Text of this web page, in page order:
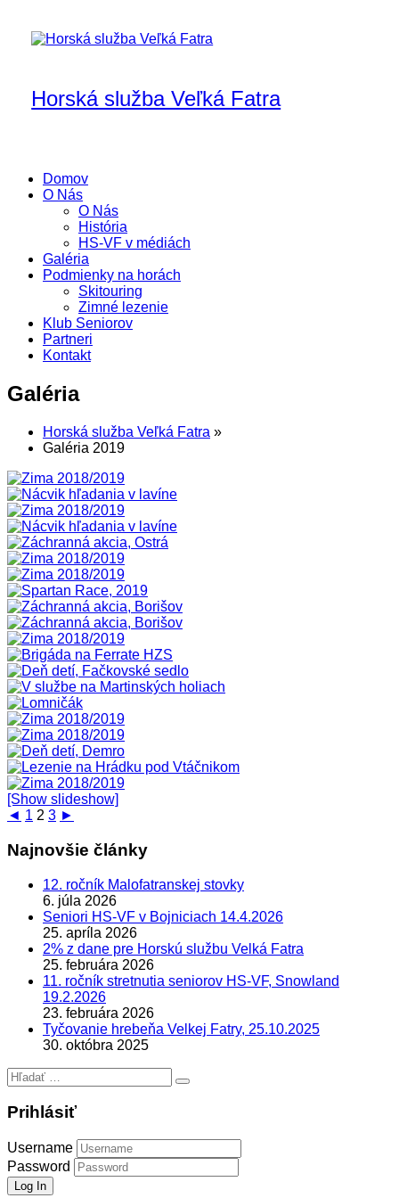
content
Horská služba Veľká Fatra
Domov
O Nás
O Nás
História
HS-VF v médiách
Galéria
Podmienky na horách
Skitouring
Zimné lezenie
Klub Seniorov
Partneri
Kontakt
Galéria
Horská služba Veľká Fatra »
Galéria 2019
[Show slideshow]
◄ 1 2 3 ►
Najnovšie články
12. ročník Malofatranskej stovky
6. júla 2026
Seniori HS-VF v Bojniciach 14.4.2026
25. apríla 2026
2% z dane pre Horskú službu Velká Fatra
25. februára 2026
11. ročník stretnutia seniorov HS-VF, Snowland
19.2.2026
23. februára 2026
Tyčovanie hrebeňa Velkej Fatry, 25.10.2025
30. októbra 2025
Hľadať:
Prihlásiť
Username
Password